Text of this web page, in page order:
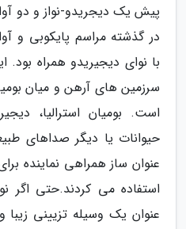
پیش یک دیجریدو-نواز و دو
در گذشته مراسم پایکوبی و
با نوای دیجیریدو همراه
سرزمین های آرهن و میان
است. بومیان استرالیا،
حیوانات یا دیگر صداهای
عنوان ساز همراهی نماینده
استفاده می کردند.حتی اگر
عنوان یک وسیله تزیینی